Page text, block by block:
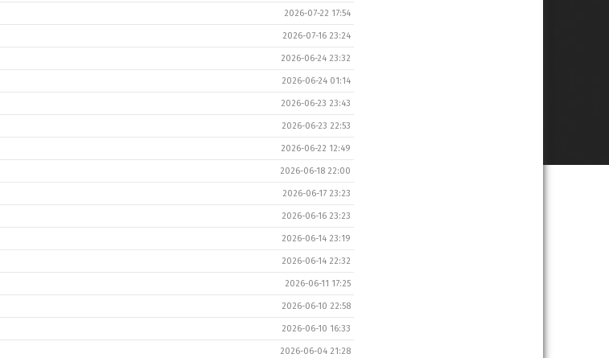
2026-07-22 17:54
2026-07-16 23:24
2026-06-24 23:32
2026-06-24 01:14
2026-06-23 23:43
2026-06-23 22:53
2026-06-22 12:49
2026-06-18 22:00
2026-06-17 23:23
2026-06-16 23:23
2026-06-14 23:19
2026-06-14 22:32
2026-06-11 17:25
2026-06-10 22:58
2026-06-10 16:33
2026-06-04 21:28